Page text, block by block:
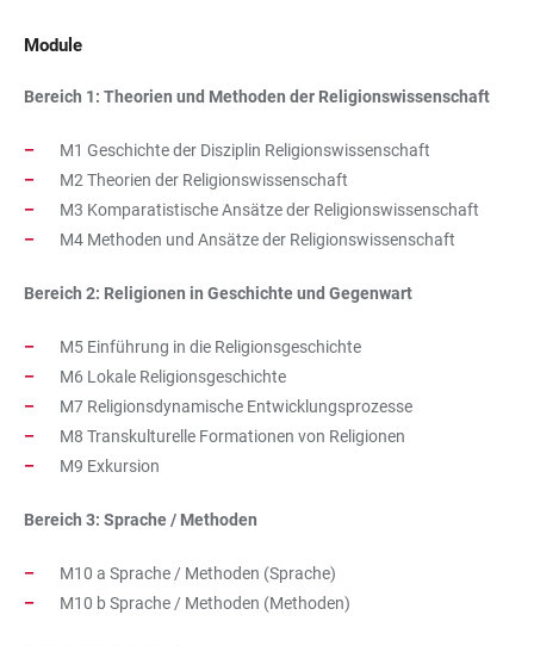
Module
Bereich 1: Theorien und Methoden der Religionswissenschaft
M1 Geschichte der Disziplin Religionswissenschaft
M2 Theorien der Religionswissenschaft
M3 Komparatistische Ansätze der Religionswissenschaft
M4 Methoden und Ansätze der Religionswissenschaft
Bereich 2: Religionen in Geschichte und Gegenwart
M5 Einführung in die Religionsgeschichte
M6 Lokale Religionsgeschichte
M7 Religionsdynamische Entwicklungsprozesse
M8 Transkulturelle Formationen von Religionen
M9 Exkursion
Bereich 3: Sprache / Methoden
M10 a Sprache / Methoden (Sprache)
M10 b Sprache / Methoden (Methoden)